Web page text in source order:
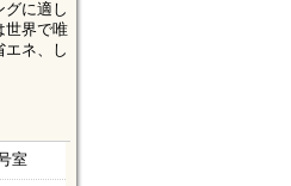
グに適し
世界で唯
エネ、し
室